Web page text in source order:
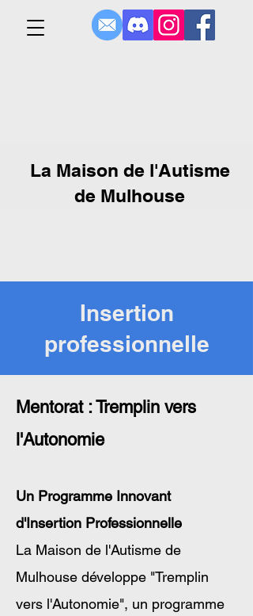
La Maison de l'Autisme
de Mulhouse
Insertion
professionnelle
Mentorat : Tremplin vers
l'Autonomie
Un Programme Innovant
d'Insertion Professionnelle
La Maison de l'Autisme de
Mulhouse développe "Tremplin
vers l'Autonomie", un programme